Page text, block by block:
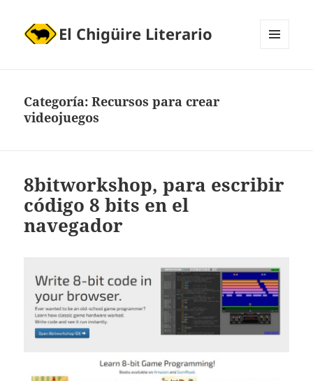
El Chigüire Literario
Categoría:Recursos para crear
videojuegos
8bitworkshop, para escribir
código 8 bits en el
navegador